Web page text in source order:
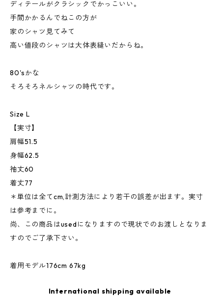
ディテールがクラシックでかっこいい。
手間かかるんでねこの方が
家のシャツ見てみて
高い値段のシャツは大体表縫いだからね。
80'sかな
そろそろネルシャツの時代です。
Size L
【実寸】
肩幅51.5
身幅62.5
袖丈60
着丈77
＊単位は全てcm,計測方法により若干の誤差が出ます。実寸
は参考までに。
尚、この商品はusedになりますので現状でのお渡しとなりま
すのでご了承下さい。
着用モデル176cm 67kg
International shipping available